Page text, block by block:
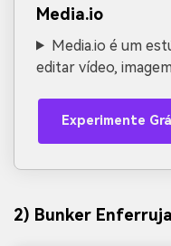
Media.io
Media.io é um
editar vídeo,
Experimente
2) Bunker